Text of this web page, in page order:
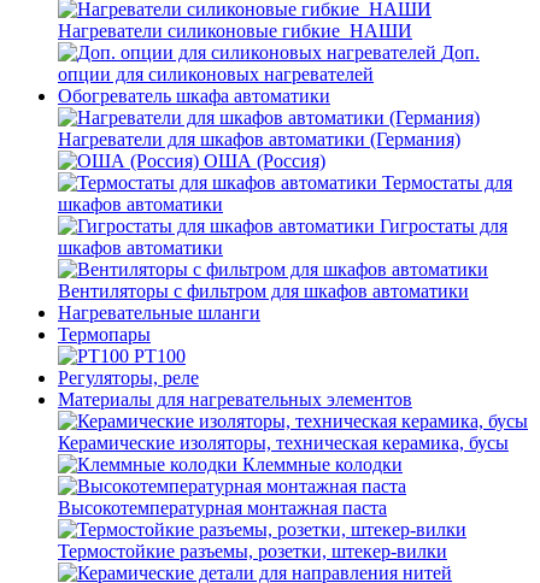
Нагреватели силиконовые гибкие_НАШИ
Доп.
опции для силиконовых нагревателей
Обогреватель шкафа автоматики
Нагреватели для шкафов автоматики (Германия)
ОША (Россия)
Термостаты для
шкафов автоматики
Гигростаты для
шкафов автоматики
Вентиляторы с фильтром для шкафов автоматики
Нагревательные шланги
Термопары
PT100
Регуляторы, реле
Материалы для нагревательных элементов
Керамические изоляторы, техническая керамика, бусы
Клеммные колодки
Высокотемпературная монтажная паста
Термостойкие разъемы, розетки, штекер-вилки